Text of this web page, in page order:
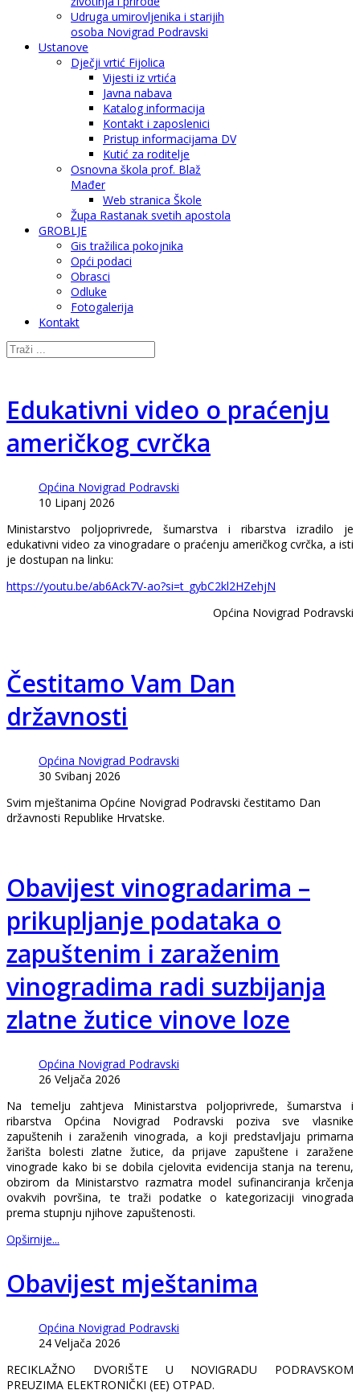
Udruga umirovljenika i starijih
osoba Novigrad Podravski
Ustanove
Dječji vrtić Fijolica
Vijesti iz vrtića
Javna nabava
Katalog informacija
Kontakt i zaposlenici
Pristup informacijama DV
Kutić za roditelje
Osnovna škola prof. Blaž
Mađer
Web stranica Škole
Župa Rastanak svetih apostola
GROBLJE
Gis tražilica pokojnika
Opći podaci
Obrasci
Odluke
Fotogalerija
Kontakt
Edukativni video o praćenju
američkog cvrčka
Općina Novigrad Podravski
10 Lipanj 2026
Ministarstvo poljoprivrede, šumarstva i ribarstva izradilo je
edukativni video za vinogradare o praćenju američkog cvrčka, a isti
je dostupan na linku:
https://youtu.be/ab6Ack7V-ao?si=t_gybC2kl2HZehjN
Općina Novigrad Podravski
Čestitamo Vam Dan
državnosti
Općina Novigrad Podravski
30 Svibanj 2026
Svim mještanima Općine Novigrad Podravski čestitamo Dan
državnosti Republike Hrvatske.
Obavijest vinogradarima –
prikupljanje podataka o
zapuštenim i zaraženim
vinogradima radi suzbijanja
zlatne žutice vinove loze
Općina Novigrad Podravski
26 Veljača 2026
Na temelju zahtjeva Ministarstva poljoprivrede, šumarstva i
ribarstva Općina Novigrad Podravski poziva sve vlasnike
zapuštenih i zaraženih vinograda, a koji predstavljaju primarna
žarišta bolesti zlatne žutice, da prijave zapuštene i zaražene
vinograde kako bi se dobila cjelovita evidencija stanja na terenu,
obzirom da Ministarstvo razmatra model sufinanciranja krčenja
ovakvih površina, te traži podatke o kategorizaciji vinograda
prema stupnju njihove zapuštenosti.
Opširnije...
Obavijest mještanima
Općina Novigrad Podravski
24 Veljača 2026
RECIKLAŽNO DVORIŠTE U NOVIGRADU PODRAVSKOM
PREUZIMA ELEKTRONIČKI (EE) OTPAD.